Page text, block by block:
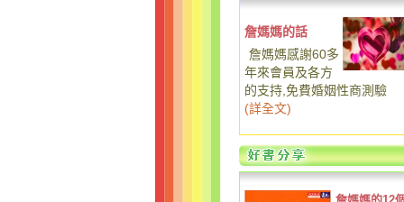
詹媽媽的話
詹媽媽感謝60多
年來會員及各方
的支持,免費婚姻性商測驗
(詳全文)